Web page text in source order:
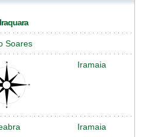
Soares
Iramaia
Iramaia